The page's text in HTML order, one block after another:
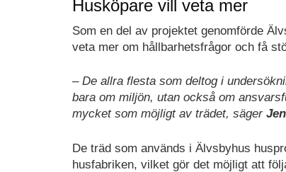
Husköpare vill veta mer
Som en del av projektet genomförde
veta mer om hållbarhetsfrågor och få
– De allra flesta som deltog i
bara om miljön, utan också om
mycket som möjligt av trädet, säger
De träd som används i Älvsbyhus
husfabriken, vilket gör det möjligt att